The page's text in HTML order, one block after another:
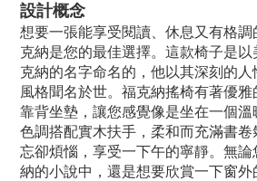
設計概念
想要一張能享受閱讀、休息又有格
克納是您的最佳選擇。這款椅子是以
克納的名字命名的，他以其深刻的
風格聞名於世。福克納搖椅有著優
靠背坐墊，讓您感覺像是坐在一個
色調搭配實木扶手，柔和而充滿書卷
忘卻煩惱，享受一下午的寧靜。無
納的小說中，還是想要欣賞一下窗